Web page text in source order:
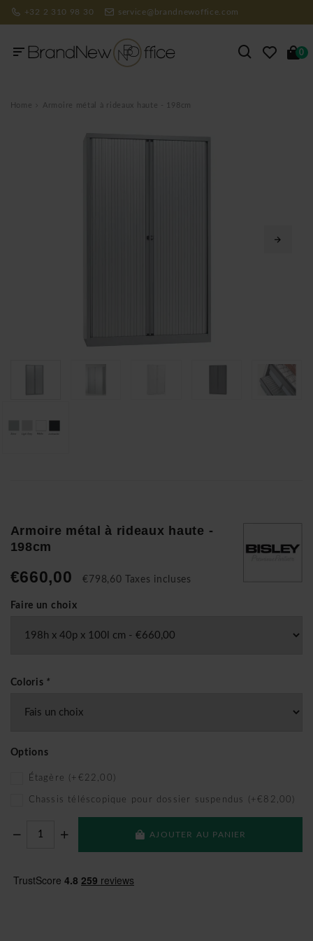
+32 2 310 98 30 service@brandnewoffice.com
0
Home Armoire métal à rideaux haute - 198cm
Armoire métal à rideaux haute -
198cm
€660,00 €798,60 Taxes incluses
Faire un choix
Coloris *
Options
Étagère (+€22,00)
Chassis téléscopique pour dossier suspendus (+€82,00)
AJOUTER AU PANIER